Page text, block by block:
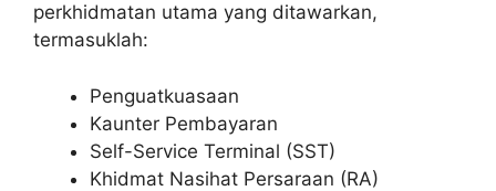
perkhidmatan utama yang ditawarkan,
termasuklah:
Penguatkuasaan
Kaunter Pembayaran
Self-Service Terminal (SST)
Khidmat Nasihat Persaraan (RA)